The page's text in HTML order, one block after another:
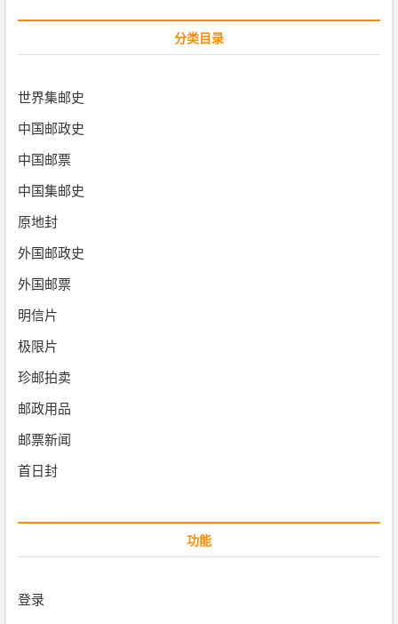
分类目录
世界集邮史
中国邮政史
中国邮票
中国集邮史
原地封
外国邮政史
外国邮票
明信片
极限片
珍邮拍卖
邮政用品
邮票新闻
首日封
功能
登录